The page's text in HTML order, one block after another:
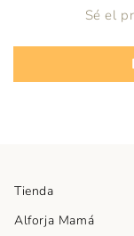
Sé el
Tienda
Alforja Mamá